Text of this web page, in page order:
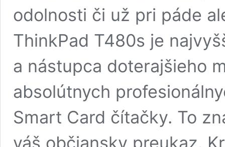
odolnosti či už pri páde
ThinkPad T480s je
a nástupca doterajšieho
absolútnych
Smart Card čítačky. To
váš občiansky preukaz.